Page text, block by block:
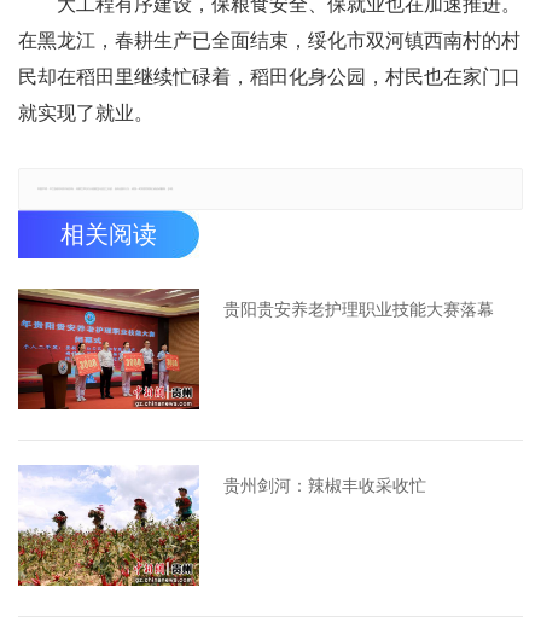
大工程有序建设，保粮食安全、保就业也在加速推进。
在黑龙江，春耕生产已全面结束，绥化市双河镇西南村的村
民却在稻田里继续忙碌着，稻田化身公园，村民也在家门口
就实现了就业。
相关阅读
贵阳贵安养老护理职业技能大赛落幕
贵州剑河：辣椒丰收采收忙